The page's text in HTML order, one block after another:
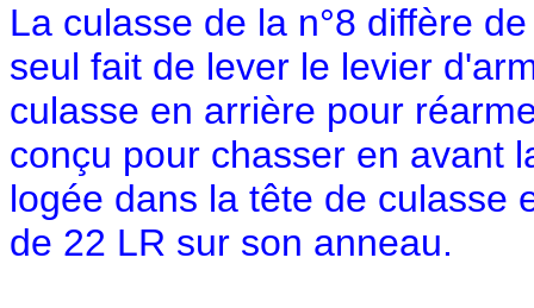
La culasse de la n°8 diffère
seul fait de lever le levier
culasse en arrière pour
conçu pour chasser en avant
logée dans la tête de culasse
de 22 LR sur son anneau.